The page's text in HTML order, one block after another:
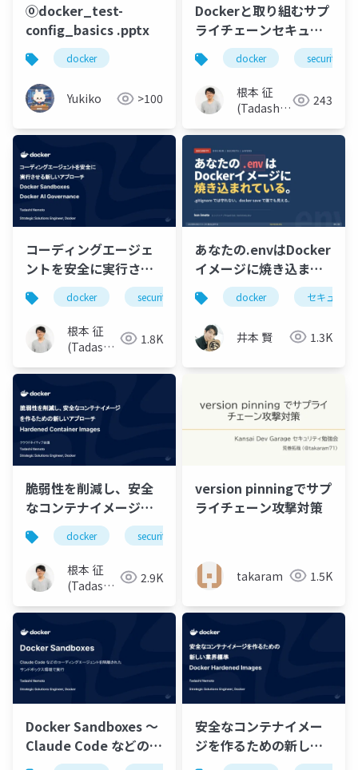
⓪docker_test-
config_basics .pptx
docker
Yukiko >100
Dockerと取り組むサプ
ライチェーンセキュリ
ティ：脆弱性を根本か
らなくす「Hardened
Container Images」
docker security
根本 征
(Tadashi
243
コーディングエージェ
ントを安全に実行させ
る新しいアプローチ 〜
Docker Sandboxes・
AI Governance〜
docker security mcp claude
根本 征
(Tadashi
1.8K
あなたの.envはDocker
イメージに焼き込ま
れ、誰でも抜き出せる
― Dockerセキュリティ
12枚
docker セキュリテ
井本 賢 1.3K
脆弱性を削減し、安全
なコンテナイメージを
作るための新しいアプ
ローチ：Hardened
Container Images
docker security
根本 征
(Tadashi
2.9K
version pinningでサプ
ライチェーン攻撃対策
takaram 1.5K
Docker Sandboxes 〜
Claude Code などのコ
ーディングエージェン
安全なコンテナイメー
ジを作るための新しい
業界標準: Docker